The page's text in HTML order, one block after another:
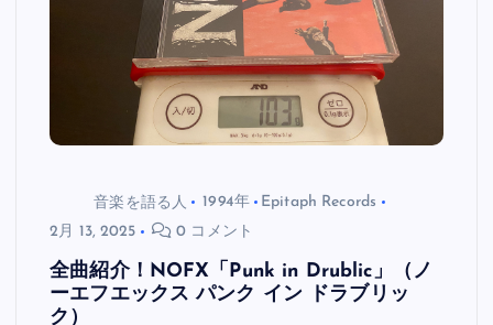
音楽を語る人 1994年
Epitaph Records
2月 13, 2025
0 コメント
全曲紹介！NOFX「Punk in Drublic」（ノ
ーエフエックス パンク イン ドラブリッ
ク）